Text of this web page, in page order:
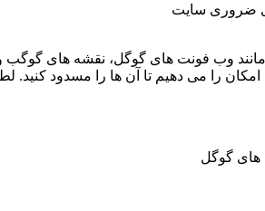
ضروری سایت
وب فونت های گوگل، نقشه های گوگب
امکان را می دهیم تا آن ها را مسدود
های گوگل